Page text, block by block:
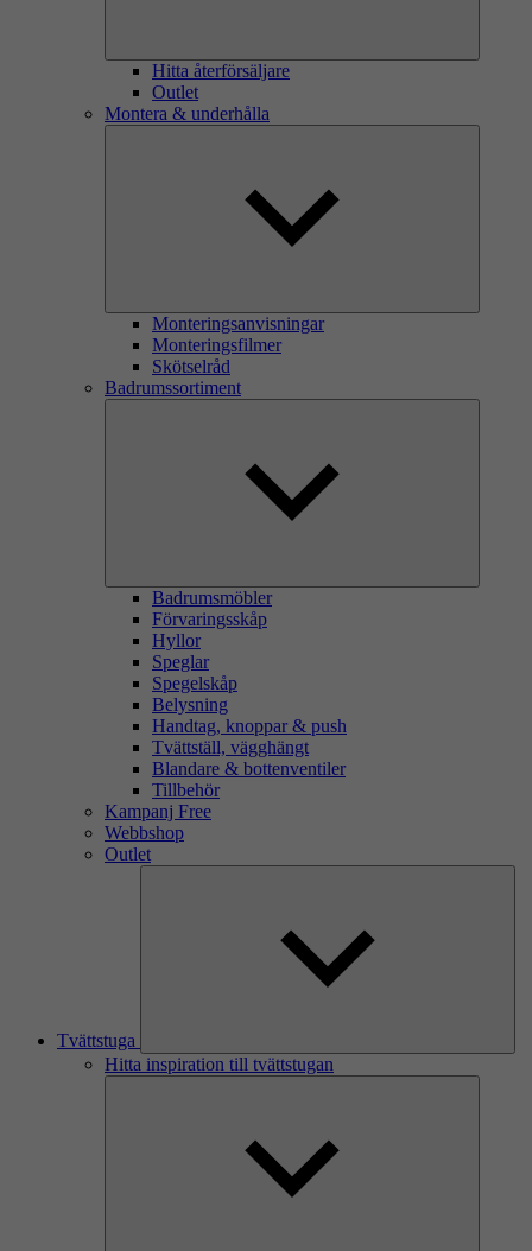
Hitta återförsäljare
Outlet
Montera & underhålla
Monteringsanvisningar
Monteringsfilmer
Skötselråd
Badrumssortiment
Badrumsmöbler
Förvaringsskåp
Hyllor
Speglar
Spegelskåp
Belysning
Handtag, knoppar & push
Tvättställ, vägghängt
Blandare & bottenventiler
Tillbehör
Kampanj Free
Webbshop
Outlet
Tvättstuga
Hitta inspiration till tvättstugan